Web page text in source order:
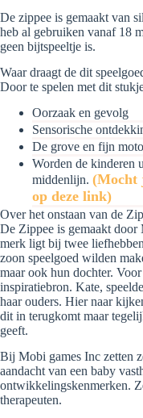
De zippee is gemaakt van
heb al gebruiken vanaf 18
geen bijtspeeltje is.
Waar draagt de dit
Door te spelen met dit
Oorzaak en gevolg
Sensorische
De grove en fijn
Worden de kinderen
middenlijn. (Mocht
op deze link)
Over het onstaan van de
De Zippee is gemaakt
merk ligt bij twee
zoon speelgoed wilden
maar ook hun dochter.
inspiratiebron. Kate,
haar ouders. Hier naar
dit in terugkomt maar
geeft.
Bij Mobi games Inc zetten
aandacht van een baby
ontwikkelingskenmerken.
therapeuten.